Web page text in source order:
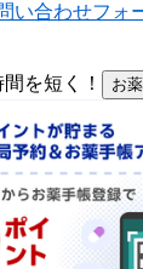
い合わせフォ
お